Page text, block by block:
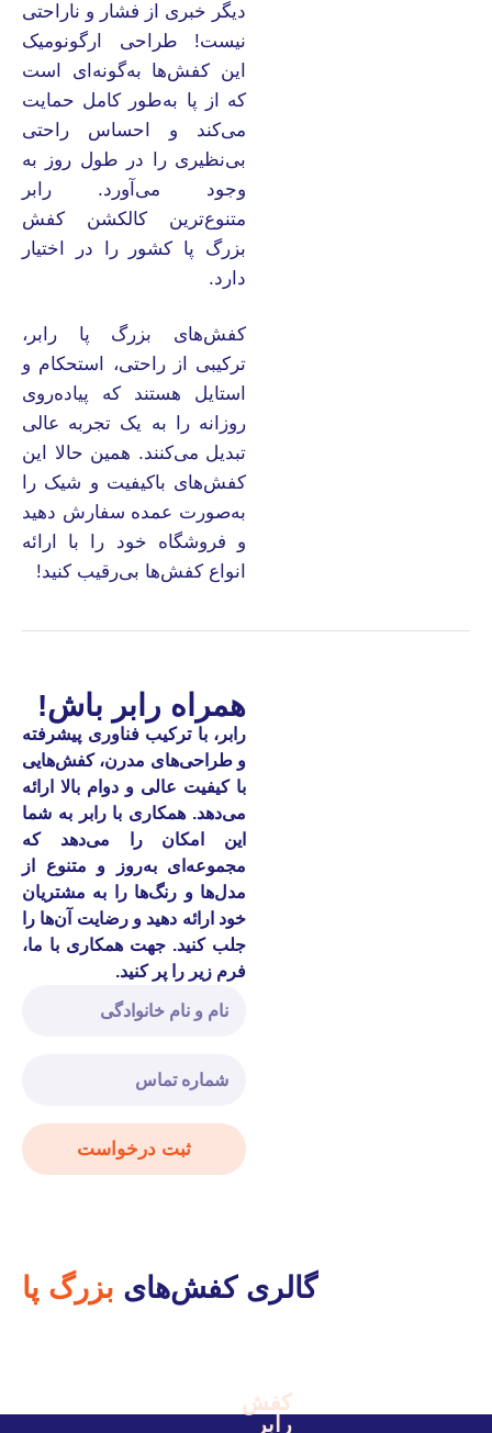
دیگر خبری از فشار و ناراحتی
نیست! طراحی ارگونومیک
این کفش‌ها به‌گونه‌ای است
که از پا به‌طور کامل حمایت
می‌کند و احساس راحتی
بی‌نظیری را در طول روز به
وجود می‌آورد. رابر
متنوع‌ترین کالکشن کفش
بزرگ پا کشور را در اختیار
دارد.
کفش‌های بزرگ پا رابر،
ترکیبی از راحتی، استحکام و
استایل هستند که پیاده‌روی
روزانه را به یک تجربه عالی
تبدیل می‌کنند. همین حالا این
کفش‌های باکیفیت و شیک را
به‌صورت عمده سفارش دهید
و فروشگاه خود را با ارائه
انواع کفش‌ها بی‌رقیب کنید!
همراه رابر باش!
رابر، با ترکیب فناوری پیشرفته
و طراحی‌های مدرن، کفش‌هایی
با کیفیت عالی و دوام بالا ارائه
می‌دهد. همکاری با رابر به شما
این امکان را می‌دهد که
مجموعه‌ای به‌روز و متنوع از
مدل‌ها و رنگ‌ها را به مشتریان
خود ارائه دهید و رضایت آن‌ها را
جلب کنید. جهت همکاری با ما،
فرم زیر را پر کنید.
ثبت درخواست
گالری کفش‌های بزرگ پا
کفش
رابر